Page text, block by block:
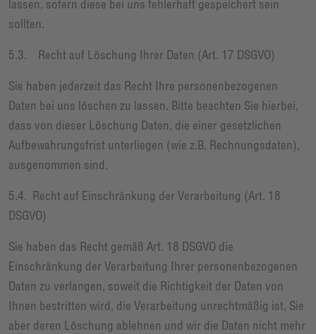
lassen, sofern diese bei uns fehlerhaft gespeichert sein
sollten.
5.3. Recht auf Löschung Ihrer Daten (Art. 17 DSGVO)
Sie haben jederzeit das Recht Ihre personenbezogenen
Daten bei uns löschen zu lassen. Bitte beachten Sie hierbei,
dass von dieser Löschung Daten, die einer gesetzlichen
Aufbewahrungsfrist unterliegen (wie z.B. Rechnungsdaten),
ausgenommen sind.
5.4. Recht auf Einschränkung der Verarbeitung (Art. 18
DSGVO)
Sie haben das Recht gemäß Art. 18 DSGVO die
Einschränkung der Verarbeitung Ihrer personenbezogenen
Daten zu verlangen, soweit die Richtigkeit der Daten von
Ihnen bestritten wird, die Verarbeitung unrechtmäßig ist, Sie
aber deren Löschung ablehnen und wir die Daten nicht mehr